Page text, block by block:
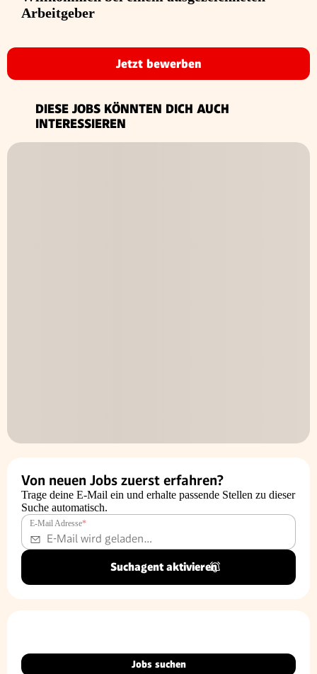
Arbeitgeber
Jetzt bewerben
DIESE JOBS KÖNNTEN DICH AUCH
INTERESSIEREN
Von neuen Jobs zuerst erfahren?
Trage deine E-Mail ein und erhalte passende Stellen zu dieser
Suche automatisch.
E-Mail Adresse*
Suchagent aktivieren
Jobs suchen